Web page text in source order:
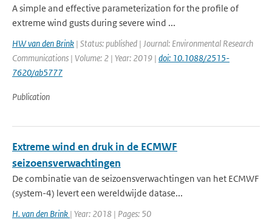
A simple and effective parameterization for the profile of
extreme wind gusts during severe wind ...
HW van den Brink | Status: published | Journal: Environmental Research
Communications | Volume: 2 | Year: 2019 | doi: 10.1088/2515-
7620/ab5777
Publication
Extreme wind en druk in de ECMWF
seizoensverwachtingen
De combinatie van de seizoensverwachtingen van het ECMWF
(system-4) levert een wereldwijde datase...
H. van den Brink | Year: 2018 | Pages: 50